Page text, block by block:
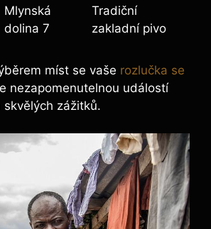
Mlynská
dolina 7
Tradiční
zakladní pivo
míst se vaše rozlučka se
nezapomenutelnou událostí
zážitků.